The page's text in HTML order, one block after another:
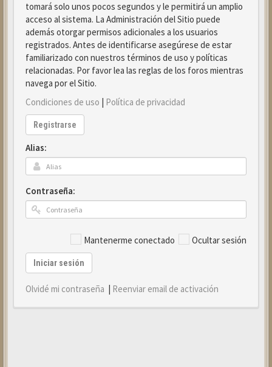
tomará solo unos pocos segundos y le permitirá un amplio
acceso al sistema. La Administración del Sitio puede
además otorgar permisos adicionales a los usuarios
registrados. Antes de identificarse asegúrese de estar
familiarizado con nuestros términos de uso y políticas
relacionadas. Por favor lea las reglas de los foros mientras
navega por el Sitio.
Condiciones de uso | Política de privacidad
Registrarse
Alias:
Contraseña:
Mantenerme conectado Ocultar sesión
Iniciar sesión
Olvidé mi contraseña | Reenviar email de activación